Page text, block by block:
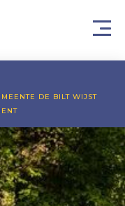
DE BILT WIJST